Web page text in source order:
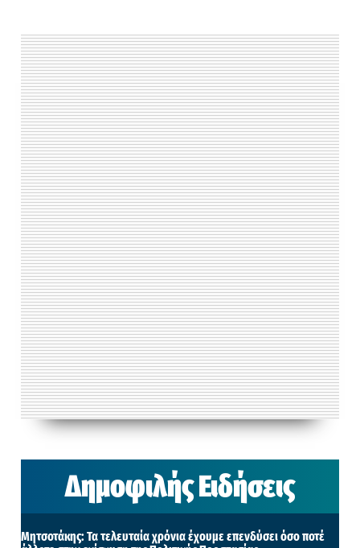
Δημοφιλής Ειδήσεις
Μητσοτάκης: Τα τελευταία χρόνια έχουμε επενδύσει όσο ποτέ